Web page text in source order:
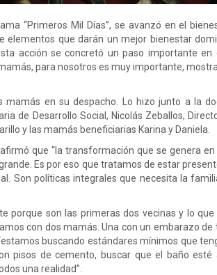
“Primeros Mil Días”, se avanzó en el
elementos que darán un mejor bienestar
acción se concretó un paso importante en
para nosotros es muy importante,
en su despacho. Lo hizo junto a la
de Desarrollo Social, Nicolás Zeballos,
y las mamás beneficiarias Karina y Daniela.
que “la transformación que se genera
Es por eso que tratamos de estar
Son políticas integrales que necesita la
porque son las primeras dos vecinas y lo que
con dos mamás. Una con un embarazo
buscando estándares mínimos que
pisos de cemento, buscar que el baño esté
una realidad”.